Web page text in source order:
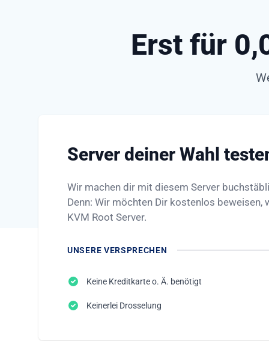
Erst für
Server deiner Wahl
Wir machen dir mit diesem Server
Denn: Wir möchten Dir kostenlos
KVM Root Server.
UNSERE VERSPRECHEN
Keine Kreditkarte o. Ä. benötigt
Keinerlei Drosselung